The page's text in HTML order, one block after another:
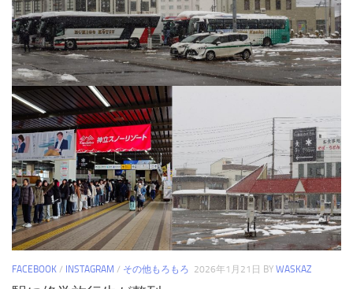
FACEBOOK / INSTAGRAM / その他もろもろ 2026年1月21日 BY WASKAZ